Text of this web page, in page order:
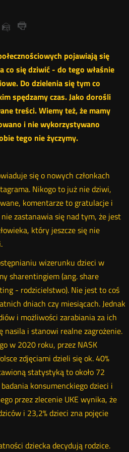
Udostępnij
Nowa Udostępnij
e-
mail
pojawiają się
co się dziwić - do tego właśnie
Do dzielenia się tym co
spędzamy czas. Jako dorośli
treści. Wiemy też, że mamy
i nie wykorzystywano
tego nie życzymy.
się o nowych członkach
Nikogo to już nie dziwi,
komentarze to gratulacje i
zastanawia się nad tym, że jest
który jeszcze się nie
wizerunku dzieci w
sharentingiem (ang. share
- rodzicielstwo). Nie jest to coś
dniach czy miesiącach. Jednak
i możliwości zarabiania za ich
nasila i stanowi realne zagrożenie.
w 2020 roku, przez NASK
zdjęciami dzieli się ok. 40%
statystyką to około 72
konsumenckiego dzieci i
przez zlecenie UKE wynika, że
i 23,2% dzieci zna pojęcie
dziecka decydują rodzice.